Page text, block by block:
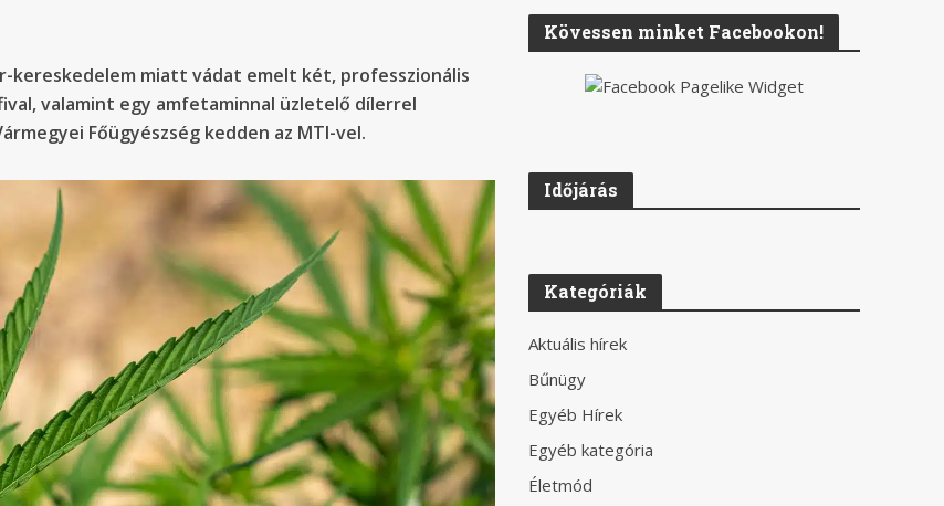
kereskedelem miatt vádat emelt két, professzionális
valamint egy amfetaminnal üzletelő dílerrel
Főügyészség kedden az MTI-vel.
Kövessen minket Facebookon!
Időjárás
Kategóriák
Aktuális hírek
Bűnügy
Egyéb Hírek
Egyéb kategória
Életmód